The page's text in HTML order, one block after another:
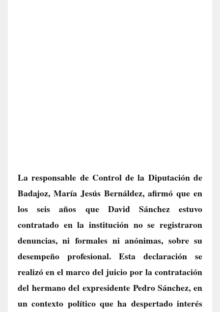
La responsable de Control de la Diputación de
Badajoz, María Jesús Bernáldez, afirmó que en
los seis años que David Sánchez estuvo
contratado en la institución no se registraron
denuncias, ni formales ni anónimas, sobre su
desempeño profesional. Esta declaración se
realizó en el marco del juicio por la contratación
del hermano del expresidente Pedro Sánchez, en
un contexto político que ha despertado interés